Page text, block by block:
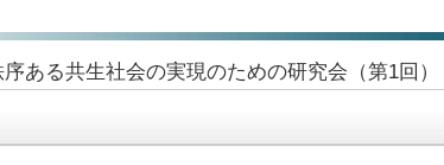
ある共生社会の実現のための研究会（第1回）